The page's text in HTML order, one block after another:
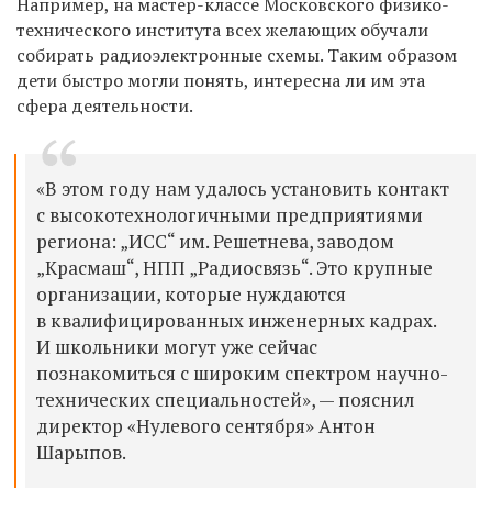
технического института всех желающих обучали
собирать радиоэлектронные схемы. Таким образом
дети быстро могли понять, интересна ли им эта
сфера деятельности.
«В этом году нам удалось установить контакт
с высокотехнологичными предприятиями
региона: „ИСС“ им. Решетнева, заводом
„Красмаш“, НПП „Радиосвязь“. Это крупные
организации, которые нуждаются
в квалифицированных инженерных кадрах.
И школьники могут уже сейчас
познакомиться с широким спектром научно-
технических специальностей», — пояснил
директор «Нулевого сентября» Антон
Шарыпов.